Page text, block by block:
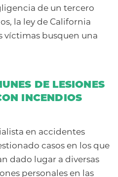
de un tercero
la ley de California
víctimas busquen una
DE LESIONES
INCENDIOS
en accidentes
casos en los que
dado lugar a diversas
personales en las